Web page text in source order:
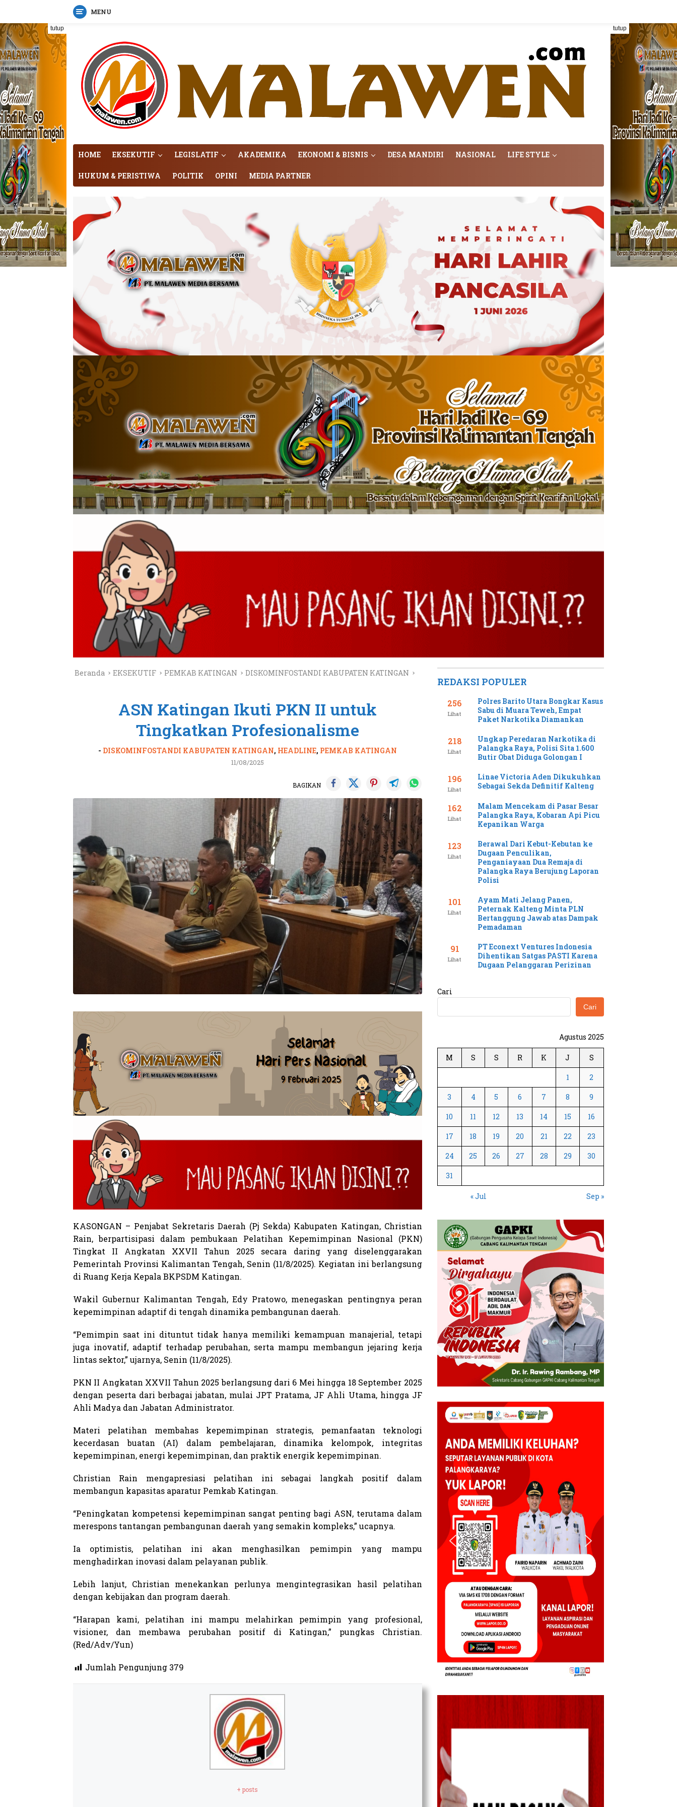
Langsung
ke
konten
MENU
tutup tutup
HOME EKSEKUTIF LEGISLATIF AKADEMIKA EKONOMI & BISNIS DESA MANDIRI NASIONAL LIFE STYLE
HUKUM & PERISTIWA POLITIK OPINI MEDIA PARTNER
Beranda EKSEKUTIF PEMKAB KATINGAN DISKOMINFOSTANDI KABUPATEN KATINGAN
ASN Katingan Ikuti PKN II untuk
Tingkatkan Profesionalisme
- DISKOMINFOSTANDI KABUPATEN KATINGAN, HEADLINE, PEMKAB KATINGAN
11/08/2025
BAGIKAN
KASONGAN – Penjabat Sekretaris Daerah (Pj Sekda) Kabupaten Katingan, Christian
Rain, berpartisipasi dalam pembukaan Pelatihan Kepemimpinan Nasional (PKN)
Tingkat II Angkatan XXVII Tahun 2025 secara daring yang diselenggarakan
Pemerintah Provinsi Kalimantan Tengah, Senin (11/8/2025). Kegiatan ini berlangsung
di Ruang Kerja Kepala BKPSDM Katingan.
Wakil Gubernur Kalimantan Tengah, Edy Pratowo, menegaskan pentingnya peran
kepemimpinan adaptif di tengah dinamika pembangunan daerah.
“Pemimpin saat ini dituntut tidak hanya memiliki kemampuan manajerial, tetapi
juga inovatif, adaptif terhadap perubahan, serta mampu membangun jejaring kerja
lintas sektor,” ujarnya, Senin (11/8/2025).
PKN II Angkatan XXVII Tahun 2025 berlangsung dari 6 Mei hingga 18 September 2025
dengan peserta dari berbagai jabatan, mulai JPT Pratama, JF Ahli Utama, hingga JF
Ahli Madya dan Jabatan Administrator.
Materi pelatihan membahas kepemimpinan strategis, pemanfaatan teknologi
kecerdasan buatan (AI) dalam pembelajaran, dinamika kelompok, integritas
kepemimpinan, energi kepemimpinan, dan praktik energik kepemimpinan.
Christian Rain mengapresiasi pelatihan ini sebagai langkah positif dalam
membangun kapasitas aparatur Pemkab Katingan.
“Peningkatan kompetensi kepemimpinan sangat penting bagi ASN, terutama dalam
merespons tantangan pembangunan daerah yang semakin kompleks,” ucapnya.
Ia optimistis, pelatihan ini akan menghasilkan pemimpin yang mampu
menghadirkan inovasi dalam pelayanan publik.
Lebih lanjut, Christian menekankan perlunya mengintegrasikan hasil pelatihan
dengan kebijakan dan program daerah.
“Harapan kami, pelatihan ini mampu melahirkan pemimpin yang profesional,
visioner, dan membawa perubahan positif di Katingan,” pungkas Christian.
(Red/Adv/Yun)
Jumlah Pengunjung 379
+ posts
REDAKSI POPULER
256
Lihat
Polres Barito Utara Bongkar Kasus
Sabu di Muara Teweh, Empat
Paket Narkotika Diamankan
218
Lihat
Ungkap Peredaran Narkotika di
Palangka Raya, Polisi Sita 1.600
Butir Obat Diduga Golongan I
196
Lihat
Linae Victoria Aden Dikukuhkan
Sebagai Sekda Definitif Kalteng
162
Lihat
Malam Mencekam di Pasar Besar
Palangka Raya, Kobaran Api Picu
Kepanikan Warga
123
Lihat
Berawal Dari Kebut-Kebutan ke
Dugaan Penculikan,
Penganiayaan Dua Remaja di
Palangka Raya Berujung Laporan
Polisi
101
Lihat
Ayam Mati Jelang Panen,
Peternak Kalteng Minta PLN
Bertanggung Jawab atas Dampak
Pemadaman
91
Lihat
PT Econext Ventures Indonesia
Dihentikan Satgas PASTI Karena
Dugaan Pelanggaran Perizinan
Cari
Cari
Agustus 2025
M S S R K J S
1 2
3 4 5 6 7 8 9
10 11 12 13 14 15 16
17 18 19 20 21 22 23
24 25 26 27 28 29 30
31
« Jul Sep »